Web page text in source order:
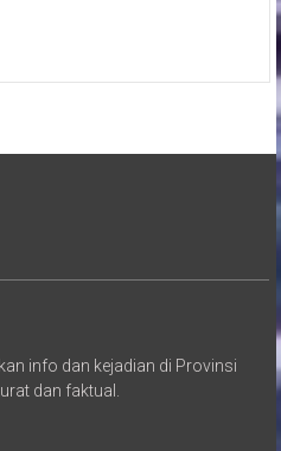
info dan kejadian di Provinsi
dan faktual.